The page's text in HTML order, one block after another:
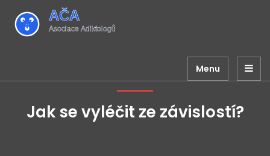
Menu
Jak se vyléčit ze závislostí?